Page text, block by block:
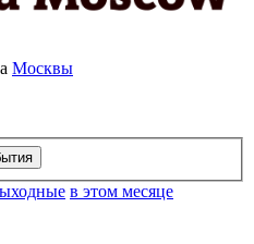
Москвы
в этом месяце